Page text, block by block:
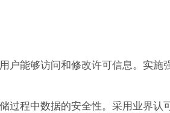
户能够访问和修改许可信息。实施
过程中数据的安全性。采用业界认